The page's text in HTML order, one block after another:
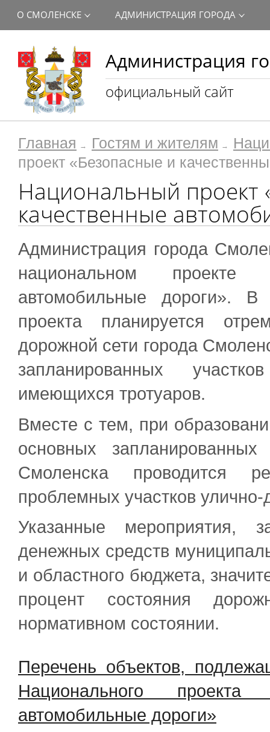
Администрация
официальный сайт
О СМОЛЕНСКЕ АДМИНИСТРАЦИЯ ГОРОДА
Главная Гостям и жителям
проект «Безопасные и
Национальный проект
качественные
Администрация города
национальном проекте
автомобильные дороги». В
проекта планируется
дорожной сети города
запланированных
имеющихся тротуаров.
Вместе с тем, при
основных
Смоленска проводится
проблемных участков
Указанные мероприятия,
денежных средств
и областного бюджета,
процент состояния
нормативном состоянии.
Перечень объектов,
Национального
автомобильные дороги»